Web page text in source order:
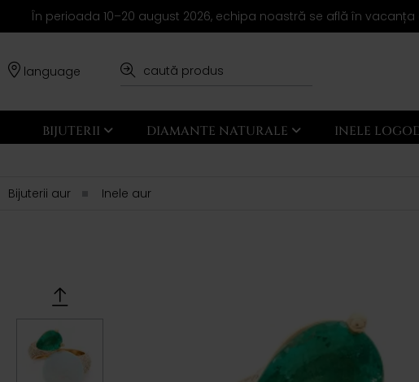
În perioada 10–20 august 2026, echipa noastră se află în
language
BIJUTERII DIAMANTE NATURALE INELE
Bijuterii aur Inele aur